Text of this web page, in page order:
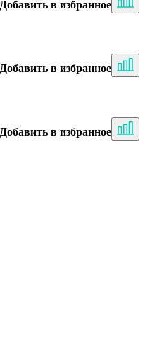
Добавить в избранное
Добавить в избранное
Добавить в избранное